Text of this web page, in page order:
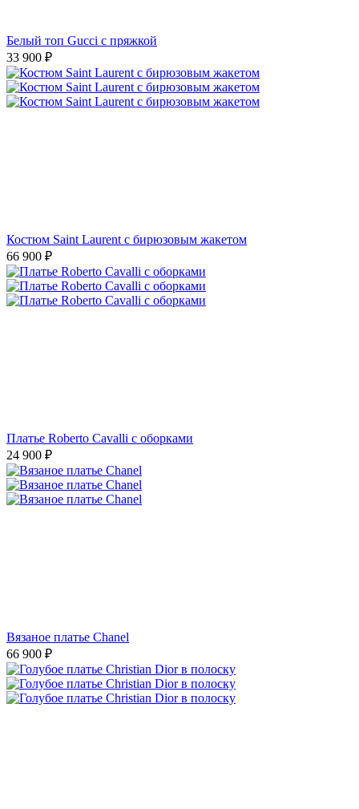
Белый топ Gucci с пряжкой
33 900 ₽
Костюм Saint Laurent с бирюзовым жакетом
66 900 ₽
Платье Roberto Cavalli с оборками
24 900 ₽
Вязаное платье Chanel
66 900 ₽